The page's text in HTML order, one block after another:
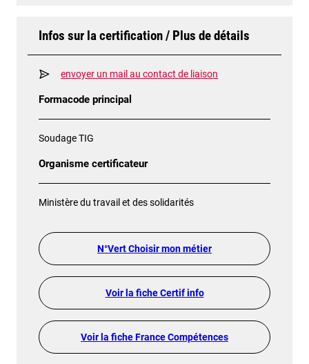
Infos sur la certification / Plus de détails
envoyer un mail au contact de liaison
Formacode principal
Soudage TIG
Organisme certificateur
Ministère du travail et des solidarités
N°Vert Choisir mon métier
Voir la fiche Certif info
Voir la fiche France Compétences